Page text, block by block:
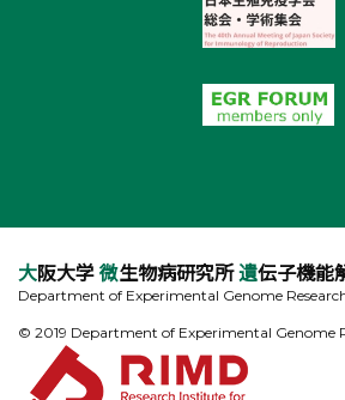
大阪大学 微生物病研究所遺伝子機能
Department of Experimental Genome
© 2019 Department of Experimental Genome